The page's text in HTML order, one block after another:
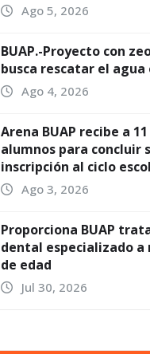
Ago 5, 2026
BUAP.-Proyecto con
busca rescatar el agua
Ago 4, 2026
Arena BUAP recibe a
alumnos para concluir
inscripción al ciclo
Ago 3, 2026
Proporciona BUAP
dental especializado a
de edad
Jul 30, 2026